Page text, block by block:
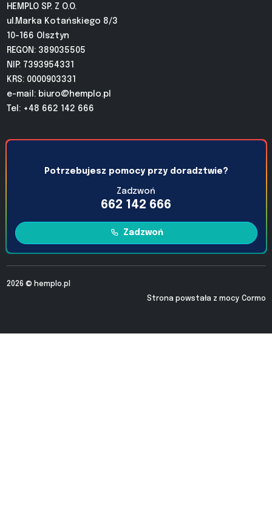
HEMPLO SP. Z O.O.
ul.Marka Kotańskiego 8/3
10-166 Olsztyn
REGON: 389035505
NIP: 7393954331
KRS: 0000903331
e-mail: biuro@hemplo.pl
Tel: +48 662 142 666
Potrzebujesz pomocy przy doradztwie?
Zadzwoń
662 142 666
Zadzwoń
2026 © hemplo.pl
Strona powstała z mocy Cormo